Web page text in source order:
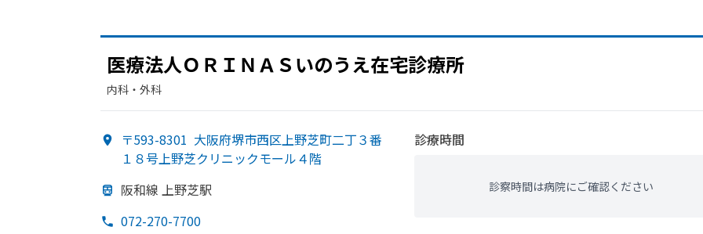
医療法人ＯＲＩＮＡＳいのうえ在宅診療所
内科・​外科
〒593-8301 大阪府堺市西区上野芝町二丁３番
１８号上野芝クリニックモール４階
阪和線 上野芝駅
072-270-7700
診療時間
診察時間は病院にご確認ください